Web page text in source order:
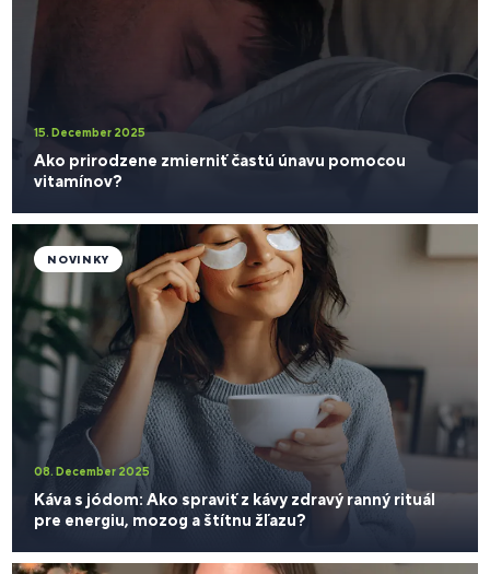
15. December 2025
Ako prirodzene zmierniť častú únavu pomocou
vitamínov?
08. December 2025
Káva s jódom: Ako spraviť z kávy zdravý ranný rituál
pre energiu, mozog a štítnu žľazu?
NOVINKY